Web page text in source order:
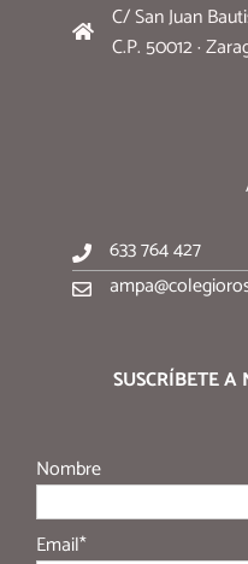
C/ San Juan
C.P. 50012 ·
633 764 427
SUSCRÍBETE
Nombre
Email*